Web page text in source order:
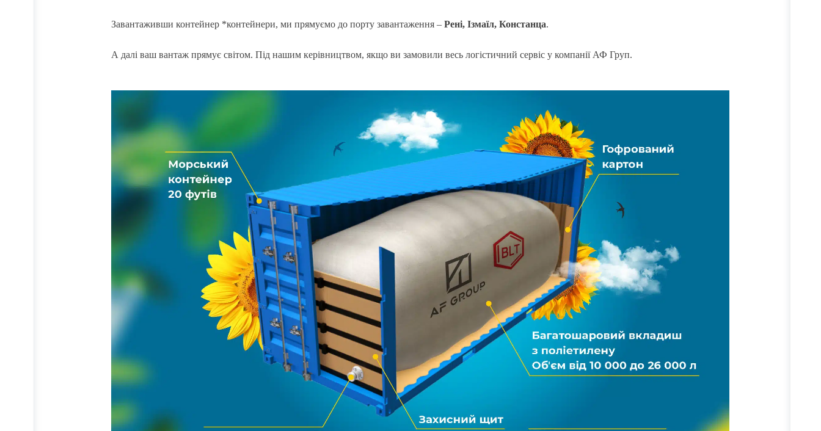
Завантаживши контейнер *контейнери, ми прямуємо до порту завантаження –Рені, Ізмаїл, Констанца.
А далі ваш вантаж прямує світом. Під нашим керівництвом, якщо ви замовили весь логістичний сервіс у компанії АФ Груп.